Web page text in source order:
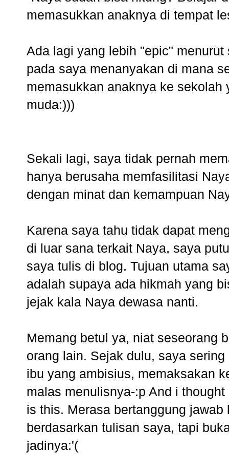
memasukkan anaknya di tempat
Ada lagi yang lebih "epic"
pada saya menanyakan di mana
memasukkan anaknya ke
muda:)))
Sekali lagi, saya tidak pernah
hanya berusaha memfasilitasi
dengan minat dan kemampuan
Karena saya tahu tidak dapat
di luar sana terkait Naya, saya
saya tulis di blog. Tujuan utama
adalah supaya ada hikmah yang
jejak kala Naya dewasa nanti.
Memang betul ya, niat seseorang
orang lain. Sejak dulu, saya
ibu yang ambisius, memaksakan
malas menulisnya-:p And i
is this. Merasa bertanggung
berdasarkan tulisan saya, tapi
jadinya:'(